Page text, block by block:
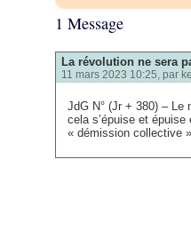
1 Message
La révolution ne sera
11 mars 2023 10:25, par
JdG N° (Jr + 380) – Le
cela s’épuise et
« démission collective